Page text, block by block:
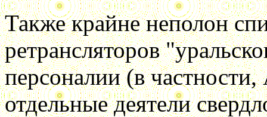
Также крайне неполон
ретрансляторов
персоналии (в
отдельные деятели